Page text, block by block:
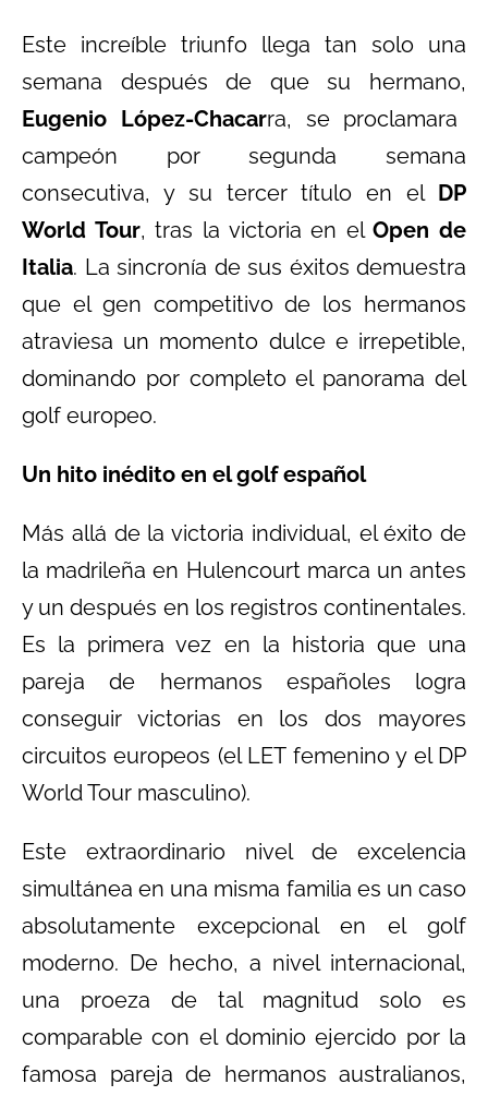
Este increíble triunfo llega tan solo una
semana después de que su hermano,
Eugenio López-Chacarra, se proclamara
campeón por segunda semana
consecutiva, y su tercer título en el DP
World Tour, tras la victoria en elOpen de
Italia. La sincronía de sus éxitos demuestra
que el gen competitivo de los hermanos
atraviesa un momento dulce e irrepetible,
dominando por completo el panorama del
golf europeo.
Un hito inédito en el golf español
Más allá de la victoria individual, el éxito de
la madrileña en Hulencourt marca un antes
y un después en los registros continentales.
Es la primera vez en la historia que una
pareja de hermanos españoles logra
conseguir victorias en los dos mayores
circuitos europeos (el LET femenino y el DP
World Tour masculino).
Este extraordinario nivel de excelencia
simultánea en una misma familia es un caso
absolutamente excepcional en el golf
moderno. De hecho, a nivel internacional,
una proeza de tal magnitud solo es
comparable con el dominio ejercido por la
famosa pareja de hermanos australianos,